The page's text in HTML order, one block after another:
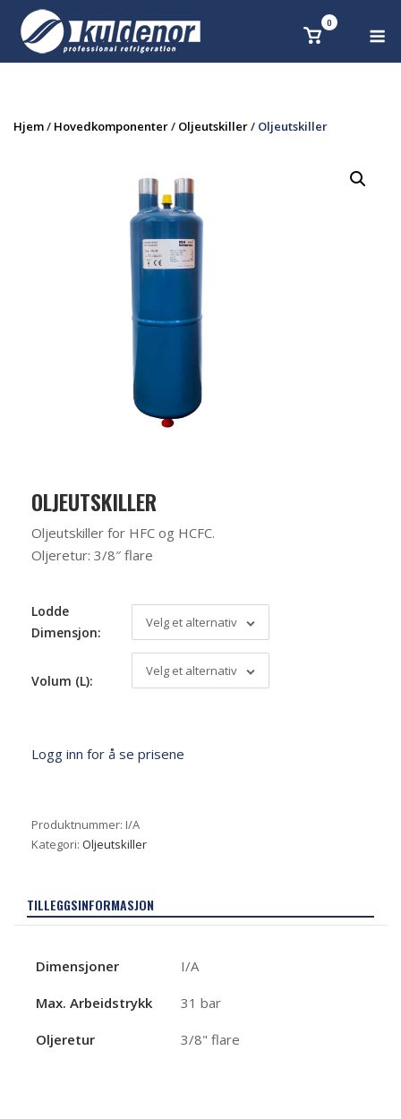
content
Se 0
Hjem/ Hovedkomponenter/ Oljeutskiller/ Oljeutskiller
OLJEUTSKILLER
Oljeutskiller for HFC og HCFC.
Oljeretur: 3/8″ flare
Lodde
Dimensjon:
Velg et alternativ
Volum (L):
Velg et alternativ
Logg inn for å se prisene
Produktnummer: I/A
Kategori: Oljeutskiller
TILLEGGSINFORMASJON
Dimensjoner I/A
Max. Arbeidstrykk 31 bar
Oljeretur 3/8" flare